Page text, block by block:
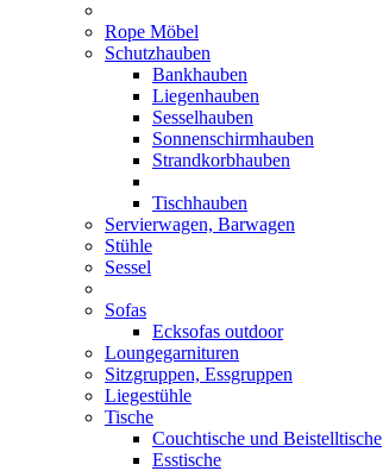
Rope Möbel
Schutzhauben
Bankhauben
Liegenhauben
Sesselhauben
Sonnenschirmhauben
Strandkorbhauben
Tischhauben
Servierwagen, Barwagen
Stühle
Sessel
Sofas
Ecksofas outdoor
Loungegarnituren
Sitzgruppen, Essgruppen
Liegestühle
Tische
Couchtische und Beistelltische
Esstische